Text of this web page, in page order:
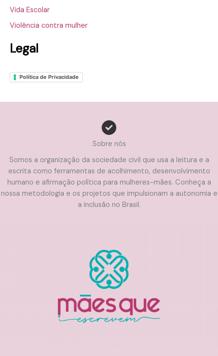
Vida Escolar
Violência contra mulher
Legal
Política de Privacidade
Sobre nós
Somos a organização da sociedade civil que usa a leitura e a
escrita como ferramentas de acolhimento, desenvolvimento
humano e afirmação política para mulheres-mães. Conheça a
nossa metodologia e os projetos que impulsionam a autonomia e
a inclusão no Brasil.